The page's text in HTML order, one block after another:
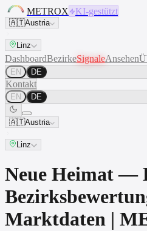
METROX KI-gestützt
🇦🇹Austria
Linz
DashboardBezirkeSignaleAnsehen
EN DE
Kontakt
EN DE
🇦🇹Austria
Linz
Neue Heimat —
Marktdaten |